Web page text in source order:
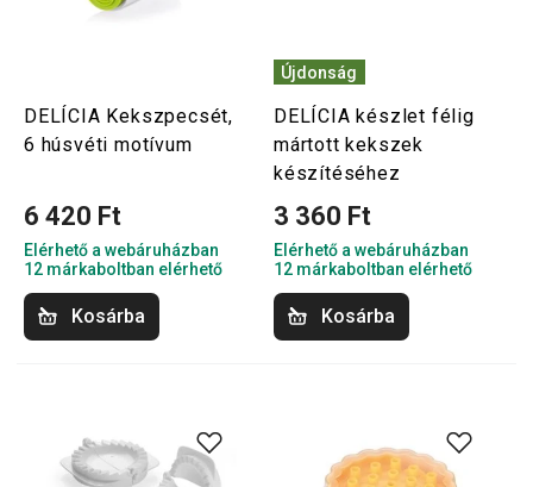
DELÍCIA Kekszpecsét,
6 húsvéti motívum
6 420 Ft
Elérhető a webáruházban
12 márkaboltban elérhető
Kosárba
Újdonság
DELÍCIA készlet félig
mártott kekszek
készítéséhez
3 360 Ft
Elérhető a webáruházban
12 márkaboltban elérhető
Kosárba